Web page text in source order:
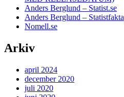
Anders Berglund – Statist.se
Anders Berglund – Statistfakta
Nomell.se
Arkiv
april 2024
december 2020
juli 2020